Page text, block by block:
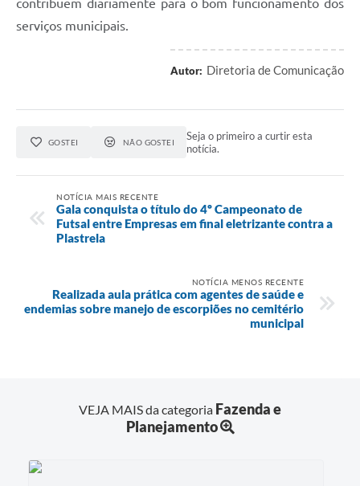
contribuem diariamente para o bom funcionamento dos
serviços municipais.
Autor: Diretoria de Comunicação
GOSTEI NÃO GOSTEI
Seja o primeiro a curtir esta
notícia.
NOTÍCIA MAIS RECENTE
Gala conquista o título do 4º Campeonato de
Futsal entre Empresas em final eletrizante contra a
Plastrela
NOTÍCIA MENOS RECENTE
Realizada aula prática com agentes de saúde e
endemias sobre manejo de escorpiões no cemitério
municipal
VEJA MAIS da categoria Fazenda e
Planejamento